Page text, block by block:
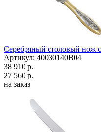
Серебряный столовый нож
Артикул: 40030140В04
38 910 р.
27 560 р.
на заказ